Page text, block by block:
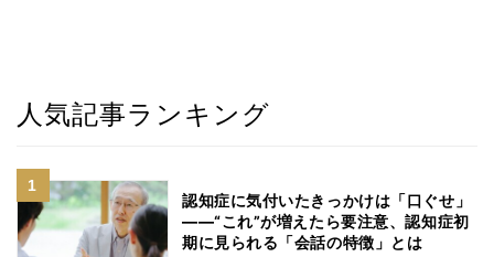
人気記事ランキング
認知症に気付いたきっかけは「口ぐせ」
――“これ”が増えたら要注意、認知症初
期に見られる「会話の特徴」とは